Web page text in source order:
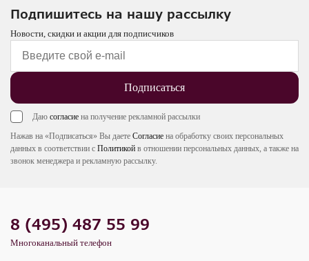
Подпишитесь на нашу рассылку
Новости, скидки и акции для подписчиков
Подписаться
Даю согласие на получение рекламной рассылки
Нажав на «Подписаться» Вы даете Согласие на обработку своих персональных
данных в соответствии с Политикой в отношении персональных данных, а также на
звонок менеджера и рекламную рассылку.
8 (495) 487 55 99
Многоканальный телефон